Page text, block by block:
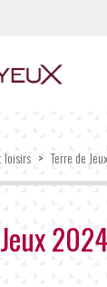
loisirs > Terre de
2024